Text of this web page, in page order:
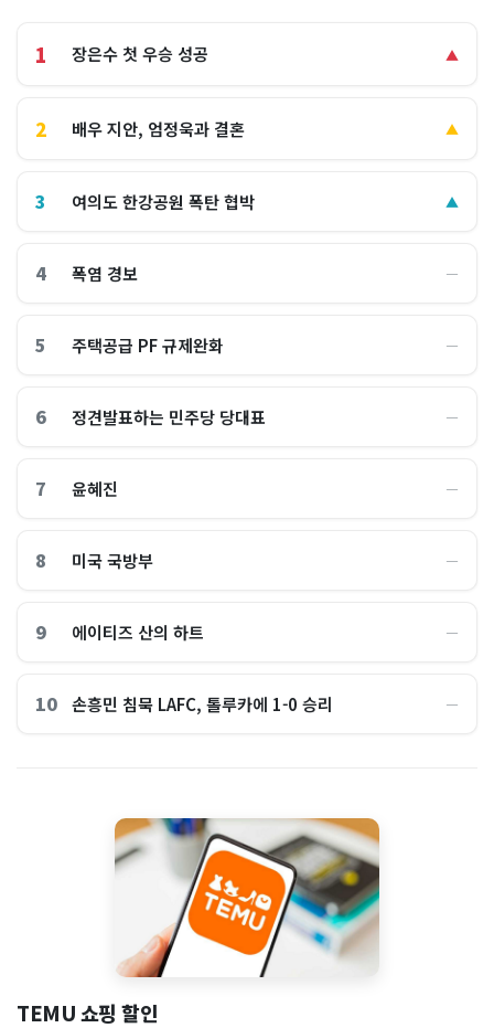
1 장은수 첫 우승 성공 ▲
2 배우 지안, 엄정욱과 결혼 ▲
3 여의도 한강공원 폭탄 협박 ▲
4 폭염 경보 ―
5 주택공급 PF 규제완화 ―
6 정견발표하는 민주당 당대표 ―
7 윤혜진 ―
8 미국 국방부 ―
9 에이티즈 산의 하트 ―
10 손흥민 침묵 LAFC, 톨루카에 1-0 승리 ―
TEMU 쇼핑 할인